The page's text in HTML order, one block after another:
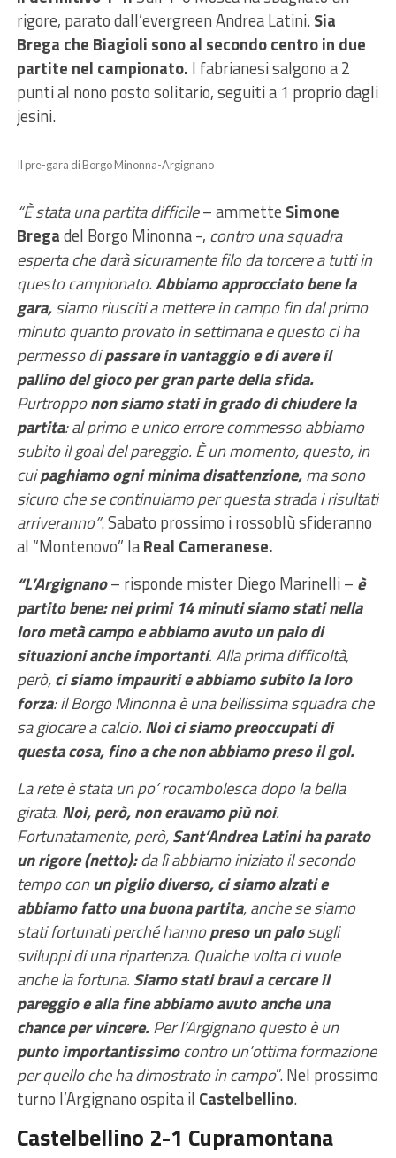
rigore, parato dall’evergreen Andrea Latini.Sia
Brega che Biagioli sono al secondo centro in due
partite nel campionato. I fabrianesi salgono a 2
punti al nono posto solitario, seguiti a 1 proprio dagli
jesini.
Il pre-gara di Borgo Minonna-Argignano
“È stata una partita difficile– ammette Simone
Bregadel Borgo Minonna -, contro una squadra
esperta che darà sicuramente filo da torcere a tutti in
questo campionato.Abbiamo approcciato bene la
gara,siamo riusciti a mettere in campo fin dal primo
minuto quanto provato in settimana e questo ci ha
permesso dipassare in vantaggio e di avere il
pallino del gioco per gran parte della sfida.
Purtropponon siamo stati in grado di chiudere la
partita: al primo e unico errore commesso abbiamo
subito il goal del pareggio. È un momento, questo, in
cuipaghiamo ogni minima disattenzione,ma sono
sicuro che se continuiamo per questa strada i risultati
arriveranno”. Sabato prossimo i rossoblù sfideranno
al “Montenovo” laReal Cameranese.
“L’Argignano– risponde mister Diego Marinelli – è
partito bene: nei primi 14 minuti siamo stati nella
loro metà campo e abbiamo avuto un paio di
situazioni anche importanti. Alla prima difficoltà,
però,ci siamo impauriti e abbiamo subito la loro
forza: il Borgo Minonna è una bellissima squadra che
sa giocare a calcio. Noi ci siamo preoccupati di
questa cosa, fino a che non abbiamo preso il gol.
La rete è stata un po’ rocambolesca dopo la bella
girata. Noi, però, non eravamo più noi.
Fortunatamente, però,Sant’Andrea Latini ha parato
un rigore (netto):da lì abbiamo iniziato il secondo
tempo conun piglio diverso, ci siamo alzati e
abbiamo fatto una buona partita, anche se siamo
stati fortunati perché hannopreso un palosugli
sviluppi di una ripartenza. Qualche volta ci vuole
anche la fortuna. Siamo stati bravi a cercare il
pareggio e alla fine abbiamo avuto anche una
chance per vincere.Per l’Argignano questo è un
punto importantissimocontro un’ottima formazione
per quello che ha dimostrato in campo”. Nel prossimo
turno l’Argignano ospita il Castelbellino.
Castelbellino 2-1 Cupramontana